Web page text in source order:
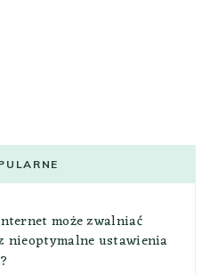
może zwalniać
nieoptymalne ustawienia